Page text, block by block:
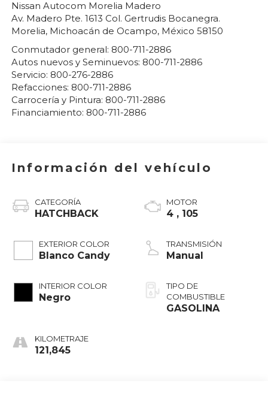
Nissan Autocom Morelia Madero
Av. Madero Pte. 1613 Col. Gertrudis Bocanegra.
Morelia, Michoacán de Ocampo, México 58150
Conmutador general: 800-711-2886
Autos nuevos y Seminuevos: 800-711-2886
Servicio: 800-276-2886
Refacciones: 800-711-2886
Carrocería y Pintura: 800-711-2886
Financiamiento: 800-711-2886
Información del vehículo
CATEGORÍA
HATCHBACK
EXTERIOR COLOR
Blanco Candy
INTERIOR COLOR
Negro
KILOMETRAJE
121,845
MOTOR
4 , 105
TRANSMISIÓN
Manual
TIPO DE
COMBUSTIBLE
GASOLINA